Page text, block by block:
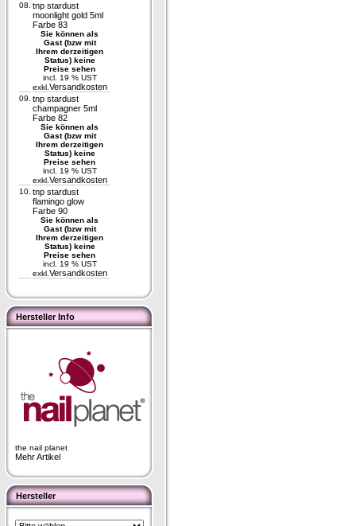
08. tnp stardust
moonlight gold 5ml
Farbe 83
Sie können als
Gast (bzw mit
Ihrem derzeitigen
Status) keine
Preise sehen
incl. 19 % UST
exkl. Versandkosten
09. tnp stardust
champagner 5ml
Farbe 82
Sie können als
Gast (bzw mit
Ihrem derzeitigen
Status) keine
Preise sehen
incl. 19 % UST
exkl. Versandkosten
10. tnp stardust
flamingo glow
Farbe 90
Sie können als
Gast (bzw mit
Ihrem derzeitigen
Status) keine
Preise sehen
incl. 19 % UST
exkl. Versandkosten
Hersteller Info
the nail planet
Mehr Artikel
Hersteller